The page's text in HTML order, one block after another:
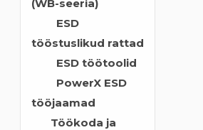
(WB-seeria)
ESD
tööstuslikud rattad
ESD töötoolid
PowerX ESD
tööjaamad
Töökoda ja